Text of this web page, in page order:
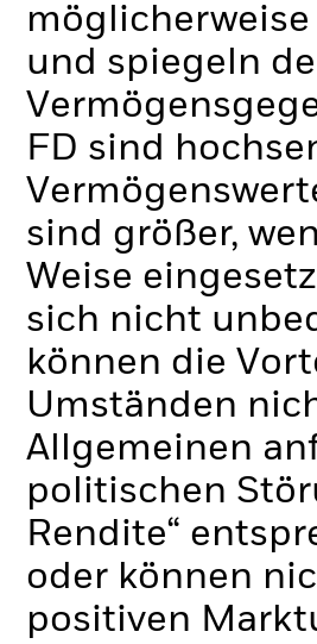
und spiegeln
FD sind
sind größer,
Weise
sich nicht
können die
Umständen
Allgemeinen
politischen
Rendite“
oder können
positiven